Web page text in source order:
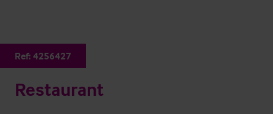
Ref: 4256427
Restaurant